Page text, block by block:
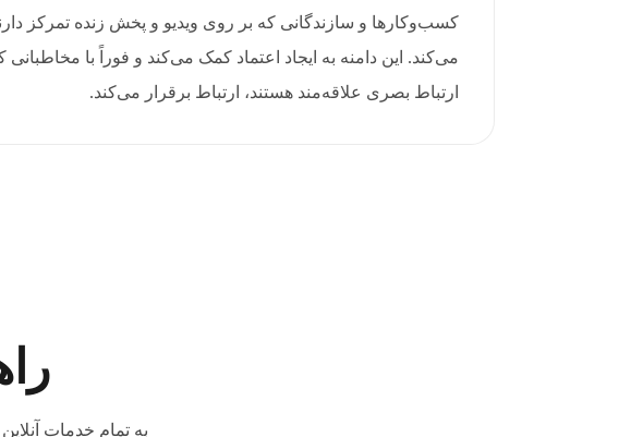
کسب‌وکارها و سازندگانی که بر روی ویدیو و پخش زنده تمرکز
می‌کند. این دامنه به ایجاد اعتماد کمک می‌کند و فوراً با مخاطبانی
ارتباط بصری علاقه‌مند هستند، ارتباط برقرار می‌کند.
به تمام خدمات